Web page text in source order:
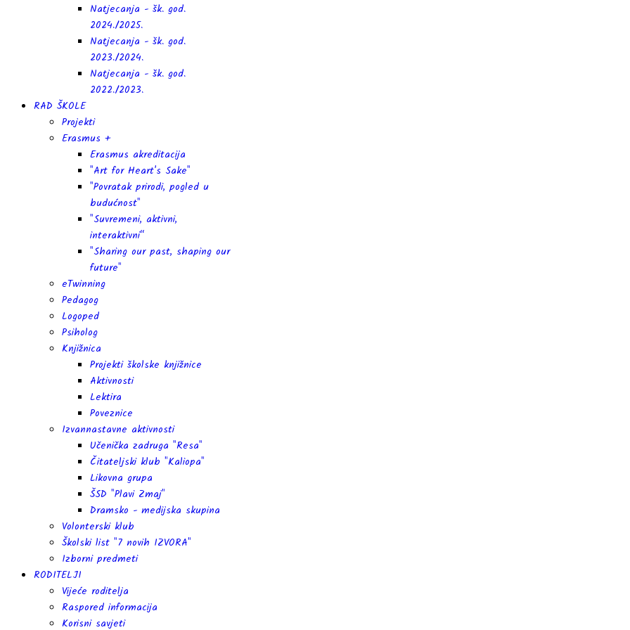
Natjecanja - šk. god.
2024./2025.
Natjecanja - šk. god.
2023./2024.
Natjecanja - šk. god.
2022./2023.
RAD ŠKOLE
Projekti
Erasmus +
Erasmus akreditacija
"Art for Heart's Sake"
"Povratak prirodi, pogled u
budućnost"
"Suvremeni, aktivni,
interaktivni“
"Sharing our past, shaping our
future"
eTwinning
Pedagog
Logoped
Psiholog
Knjižnica
Projekti školske knjižnice
Aktivnosti
Lektira
Poveznice
Izvannastavne aktivnosti
Učenička zadruga "Resa"
Čitateljski klub "Kaliopa"
Likovna grupa
ŠSD "Plavi Zmaj"
Dramsko - medijska skupina
Volonterski klub
Školski list "7 novih IZVORA"
Izborni predmeti
RODITELJI
Vijeće roditelja
Raspored informacija
Korisni savjeti